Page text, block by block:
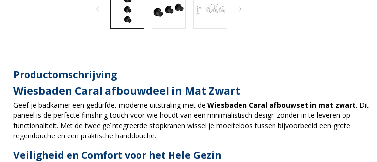
Productomschrijving
Wiesbaden Caral afbouwdeel in Mat Zwart
Geef je badkamer een gedurfde, moderne uitstraling met de Wiesbaden Caral afbouwset in mat zwart. Dit
paneel is de perfecte finishing touch voor wie houdt van een minimalistisch design zonder in te leveren op
functionaliteit. Met de twee geïntegreerde stopkranen wissel je moeiteloos tussen bijvoorbeeld een grote
regendouche en een praktische handdouche.
Veiligheid en Comfort voor het Hele Gezin